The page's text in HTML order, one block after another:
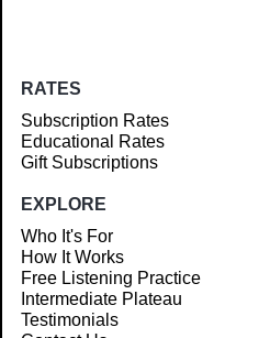
RATES
Subscription Rates
Educational Rates
Gift Subscriptions
EXPLORE
Who It's For
How It Works
Free Listening Practice
Intermediate Plateau
Testimonials